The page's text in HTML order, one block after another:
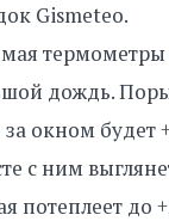
Gismeteo.
термометры
дождь.
за окном будет
с ним
потеплеет до